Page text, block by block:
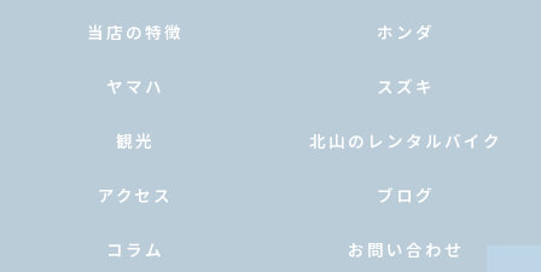
当店の特徴 ホンダ
ヤマハ スズキ
観光 北山のレンタルバイク
アクセス ブログ
コラム お問い合わせ